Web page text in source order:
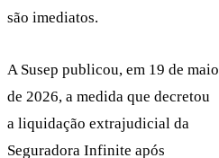
são imediatos.
A Susep publicou, em 19 de maio
de 2026, a medida que decretou
a liquidação extrajudicial da
Seguradora Infinite após